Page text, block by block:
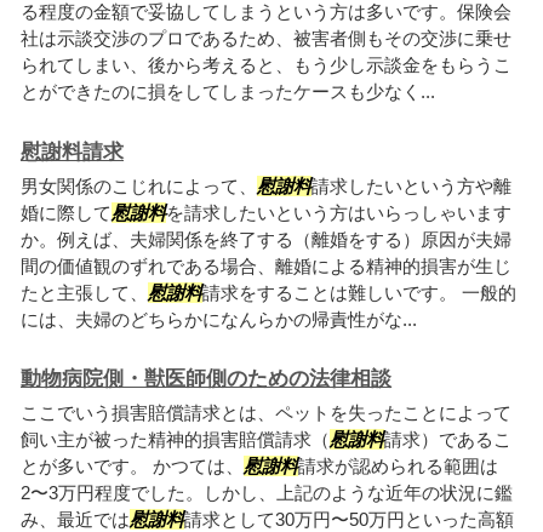
る程度の金額で妥協してしまうという方は多いです。保険会
社は示談交渉のプロであるため、被害者側もその交渉に乗せ
られてしまい、後から考えると、もう少し示談金をもらうこ
とができたのに損をしてしまったケースも少なく...
慰謝料請求
男女関係のこじれによって、 慰謝料請求したいという方や離
婚に際して慰謝料を請求したいという方はいらっしゃいます
か。例えば、夫婦関係を終了する（離婚をする）原因が夫婦
間の価値観のずれである場合、離婚による精神的損害が生じ
たと主張して、 慰謝料請求をすることは難しいです。 一般的
には、夫婦のどちらかになんらかの帰責性がな...
動物病院側・獣医師側のための法律相談
ここでいう損害賠償請求とは、ペットを失ったことによって
飼い主が被った精神的損害賠償請求（慰謝料請求）であるこ
とが多いです。 かつては、 慰謝料請求が認められる範囲は
2〜3万円程度でした。しかし、上記のような近年の状況に鑑
み、最近では慰謝料請求として30万円〜50万円といった高額